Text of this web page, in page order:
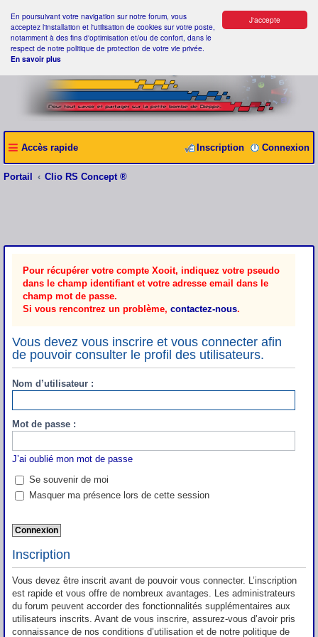
J'accepte
En poursuivant votre navigation sur notre forum, vous
acceptez l'installation et l'utilisation de cookies sur votre poste,
notamment à des fins d'optimisation et/ou de confort, dans le
respect de notre politique de protection de votre vie privée.
En savoir plus
Accès rapide Connexion
Inscription
Portail Clio RS Concept ®
Pour récupérer votre compte Xooit, indiquez votre pseudo
dans le champ identifiant et votre adresse email dans le
champ mot de passe.
Si vous rencontrez un problème, contactez-nous.
Vous devez vous inscrire et vous connecter afin
de pouvoir consulter le profil des utilisateurs.
Nom d’utilisateur :
Mot de passe :
J’ai oublié mon mot de passe
Se souvenir de moi
Masquer ma présence lors de cette session
Inscription
Vous devez être inscrit avant de pouvoir vous connecter. L’inscription
est rapide et vous offre de nombreux avantages. Les administrateurs
du forum peuvent accorder des fonctionnalités supplémentaires aux
utilisateurs inscrits. Avant de vous inscrire, assurez-vous d’avoir pris
connaissance de nos conditions d’utilisation et de notre politique de